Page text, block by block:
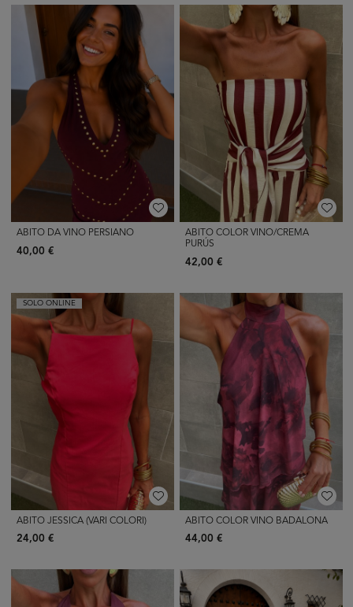
ABITO DA VINO PERSIANO
40,00 €
ABITO COLOR VINO/CREMA
PURÚS
42,00 €
SOLO ONLINE
ABITO JESSICA (VARI COLORI)
24,00 €
ABITO COLOR VINO BADALONA
44,00 €